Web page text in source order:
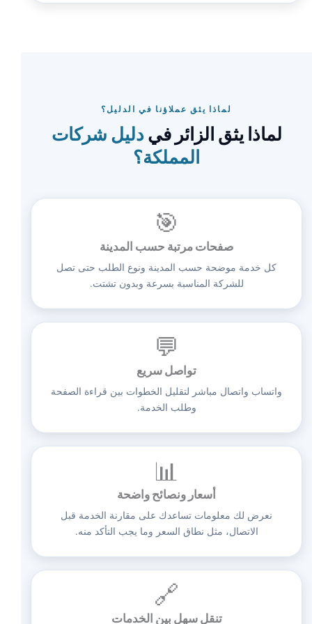
لماذا يثق عملاؤنا في الدليل؟
لماذا يثق الزائر فيدليل شركات
المملكة؟
🎯
صفحات مرتبة حسب المدينة
كل خدمة موضحة حسب المدينة ونوع الطلب حتى تصل
للشركة المناسبة بسرعة وبدون تشتت.
💬
تواصل سريع
واتساب واتصال مباشر لتقليل الخطوات بين قراءة الصفحة
وطلب الخدمة.
📊
أسعار ونصائح واضحة
نعرض لك معلومات تساعدك على مقارنة الخدمة قبل
الاتصال، مثل نطاق السعر وما يجب التأكد منه.
🔗
تنقل سهل بين الخدمات